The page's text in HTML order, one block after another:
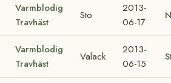
Varmblodig
Travhäst
Sto
2013-
06-17
Varmblodig
Travhäst
Valack
2013-
06-15